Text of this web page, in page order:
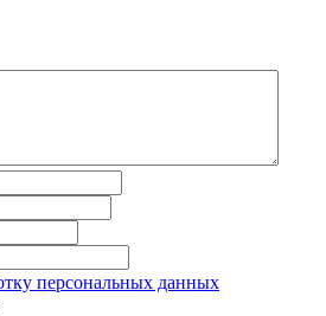
персональных данных